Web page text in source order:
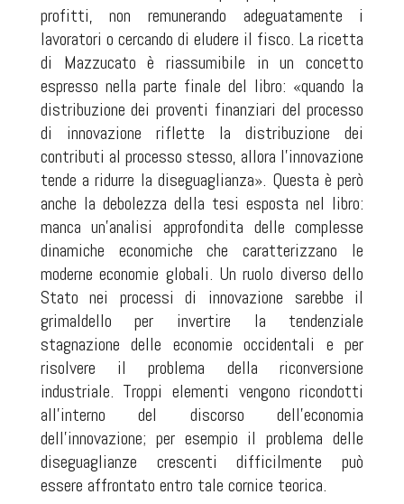
profitti, non remunerando adeguatamente i
lavoratori o cercando di eludere il fisco. La ricetta
di Mazzucato è riassumibile in un concetto
espresso nella parte finale del libro: «quando la
distribuzione dei proventi finanziari del processo
di innovazione riflette la distribuzione dei
contributi al processo stesso, allora l’innovazione
tende a ridurre la diseguaglianza». Questa è però
anche la debolezza della tesi esposta nel libro:
manca un’analisi approfondita delle complesse
dinamiche economiche che caratterizzano le
moderne economie globali. Un ruolo diverso dello
Stato nei processi di innovazione sarebbe il
grimaldello per invertire la tendenziale
stagnazione delle economie occidentali e per
risolvere il problema della riconversione
industriale. Troppi elementi vengono ricondotti
all’interno del discorso dell’economia
dell’innovazione; per esempio il problema delle
diseguaglianze crescenti difficilmente può
essere affrontato entro tale cornice teorica.